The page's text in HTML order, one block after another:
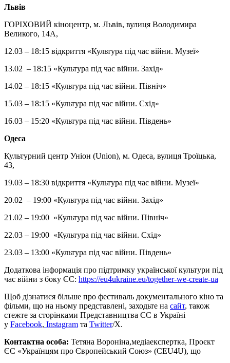
Львів
ГОРІХОВИЙ кіноцентр, м. Львів, вулиця Володимира
Великого, 14А,
12.03 – 18:15 відкриття «Культура під час війни. Музеї»
13.02 – 18:15 «Культура під час війни. Захід»
14.02 – 18:15 «Культура під час війни. Північ»
15.03 – 18:15 «Культура під час війни. Схід»
16.03 – 15:20 «Культура під час війни. Південь»
Одеса
Культурний центр Уніон (Union), м. Одеса, вулиця Троїцька,
43,
19.03 – 18:30 відкриття «Культура під час війни. Музеї»
20.02 – 19:00 «Культура під час війни. Захід»
21.02 – 19:00 «Культура під час війни. Північ»
22.03 – 19:00 «Культура під час війни. Схід»
23.03 – 13:00 «Культура під час війни. Південь»
Додаткова інформація про підтримку української культури під
час війни з боку ЄС: https://eu4ukraine.eu/together-we-create-ua
Щоб дізнатися більше про фестиваль документального кіно та
фільми, що на ньому представлені, заходьте на сайт, також
стежте за сторінками Представництва ЄС в Україні
у Facebook, Instagram та Twitter/X.
Контактна особа: Тетяна Вороніна,медіаекспертка, Проєкт
ЄС «Українцям про Європейський Союз» (CEU4U), що